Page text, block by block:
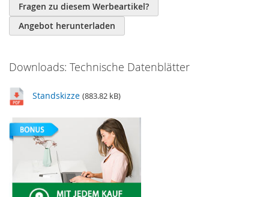
Fragen zu diesem Werbeartikel?
Angebot herunterladen
Downloads: Technische Datenblätter
Standskizze (883.82 kB)